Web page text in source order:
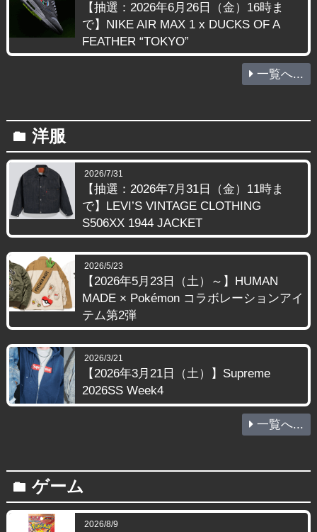
【抽選：2026年6月26日（金）16時ま
で】NIKE AIR MAX 1 x DUCKS OF A
FEATHER “TOKYO”
一覧へ...
folder 洋服
2026/7/31
【抽選：2026年7月31日（金）11時ま
で】LEVI’S VINTAGE CLOTHING
S506XX 1944 JACKET
2026/5/23
【2026年5月23日（土）～】HUMAN
MADE × Pokémon コラボレーションアイ
テム第2弾
2026/3/21
【2026年3月21日（土）】Supreme
2026SS Week4
一覧へ...
folder ゲーム
2026/8/9